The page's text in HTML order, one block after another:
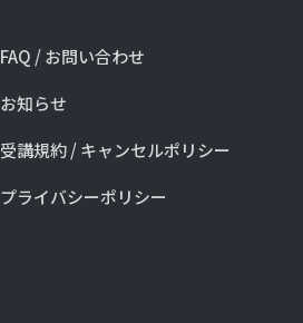
FAQ / お問い合わせ
お知らせ
受講規約 / キャンセルポリシー
プライバシーポリシー